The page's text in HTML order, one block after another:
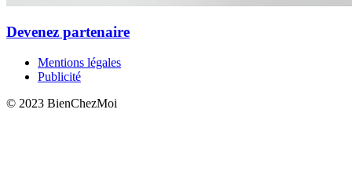
Devenez partenaire
Mentions légales
Publicité
© 2023 BienChezMoi